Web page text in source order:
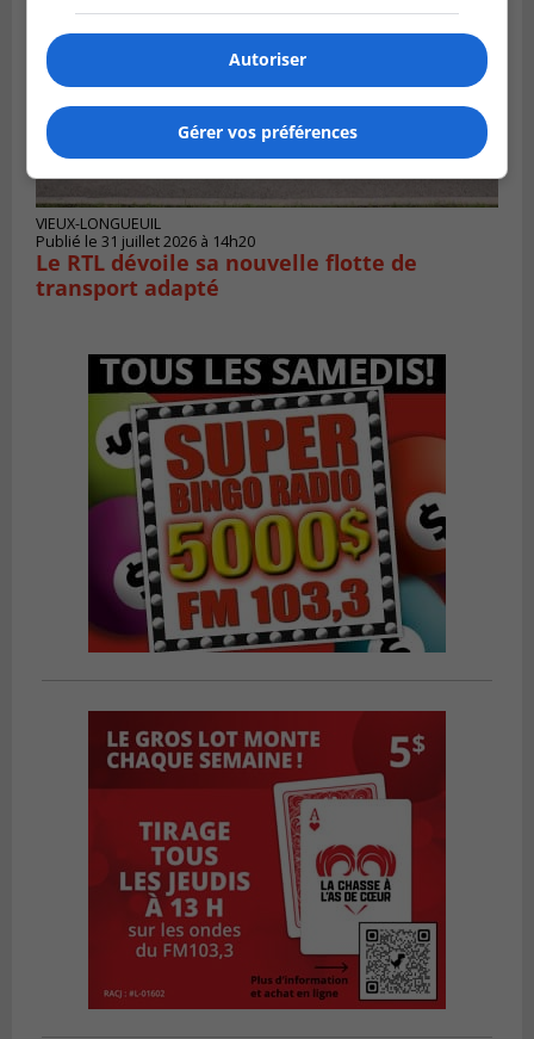
VIEUX-LONGUEUIL
Publié le 31 juillet 2026 à 14h20
Le RTL dévoile sa nouvelle flotte de
transport adapté
Autoriser
Gérer vos préférences